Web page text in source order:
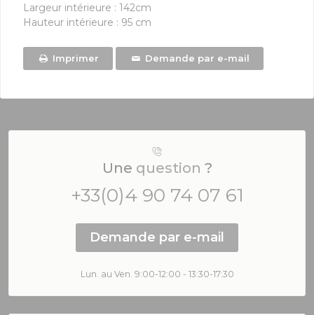
Largeur intérieure : 142cm
Hauteur intérieure : 95 cm
Imprimer Demande par e-mail
Une question ?
+33(0)4 90 74 07 61
Demande par e-mail
Lun. au Ven. 9:00-12:00 - 13:30-17:30